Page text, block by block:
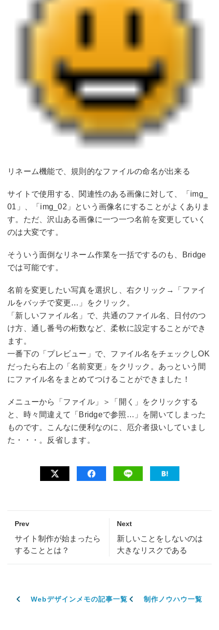
リネーム機能で、規則的なファイルの命名が出来る
サイトで使用する、関連性のある画像に対して、「img_
01」、「img_02」という画像名にすることがよくありま
す。ただ、沢山ある画像に一つ一つ名前を変更していく
のは大変です。
そういう面倒なリネーム作業を一括でするのも、Bridge
では可能です。
名前を変更したい写真を選択し、右クリック→「ファイ
ルをバッチで変更…」をクリック。
「新しいファイル名」で、共通のファイル名、日付のつ
け方、通し番号の桁数など、柔軟に設定することができ
ます。
一番下の「プレビュー」で、ファイル名をチェックしOK
だったら右上の「名前変更」をクリック。あっという間
にファイル名をまとめてつけることができました！
メニューから「ファイル」＞「開く」をクリックする
と、時々間違えて「Bridgeで参照…」を開いてしまった
ものです。こんなに便利なのに、厄介者扱いしていまし
た・・・。反省します。
Prev
サイト制作が始まったら
することとは？
Next
新しいことをしないのは
大きなリスクである
Webデザインメモの記事一覧 制作ノウハウ一覧